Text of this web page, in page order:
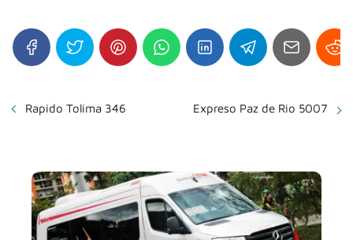
Rapido Tolima 346 Expreso Paz de Rio 5007